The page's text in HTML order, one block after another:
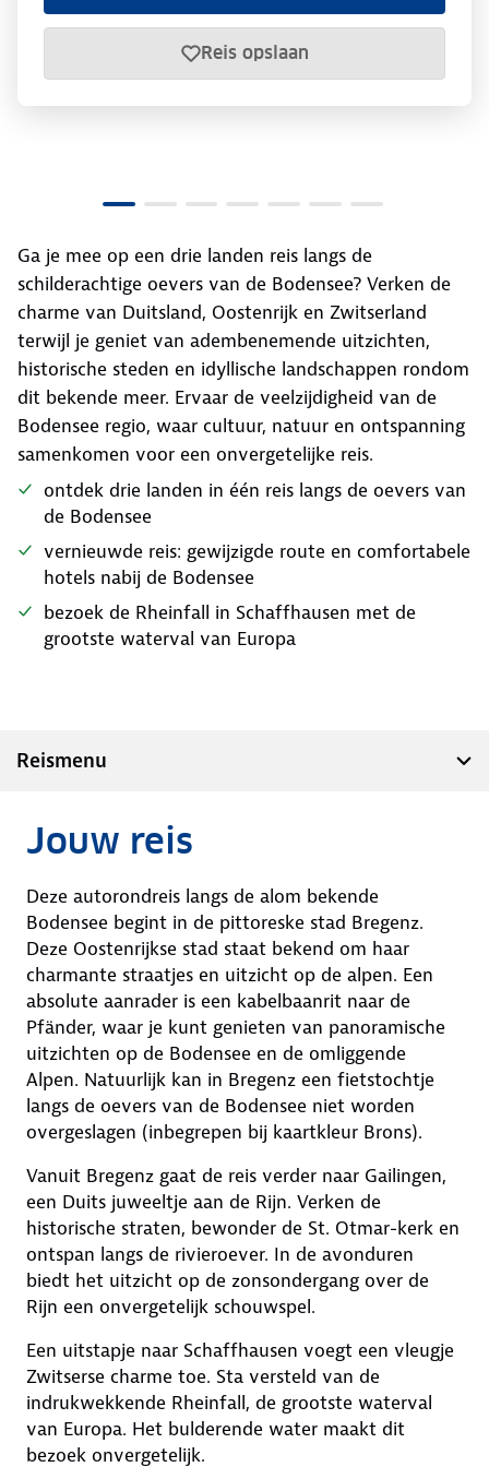
Reis opslaan
Ga je mee op een drie landen reis langs de
schilderachtige oevers van de Bodensee? Verken de
charme van Duitsland, Oostenrijk en Zwitserland
terwijl je geniet van adembenemende uitzichten,
historische steden en idyllische landschappen rondom
dit bekende meer. Ervaar de veelzijdigheid van de
Bodensee regio, waar cultuur, natuur en ontspanning
samenkomen voor een onvergetelijke reis.
ontdek drie landen in één reis langs de oevers van
de Bodensee
vernieuwde reis: gewijzigde route en comfortabele
hotels nabij de Bodensee
bezoek de Rheinfall in Schaffhausen met de
grootste waterval van Europa
Reismenu
Jouw reis
Deze autorondreis langs de alom bekende
Bodensee begint in de pittoreske stad Bregenz.
Deze Oostenrijkse stad staat bekend om haar
charmante straatjes en uitzicht op de alpen. Een
absolute aanrader is een kabelbaanrit naar de
Pfänder, waar je kunt genieten van panoramische
uitzichten op de Bodensee en de omliggende
Alpen. Natuurlijk kan in Bregenz een fietstochtje
langs de oevers van de Bodensee niet worden
overgeslagen (inbegrepen bij kaartkleur Brons).
Vanuit Bregenz gaat de reis verder naar Gailingen,
een Duits juweeltje aan de Rijn. Verken de
historische straten, bewonder de St. Otmar-kerk en
ontspan langs de rivieroever. In de avonduren
biedt het uitzicht op de zonsondergang over de
Rijn een onvergetelijk schouwspel.
Een uitstapje naar Schaffhausen voegt een vleugje
Zwitserse charme toe. Sta versteld van de
indrukwekkende Rheinfall, de grootste waterval
van Europa. Het bulderende water maakt dit
bezoek onvergetelijk.